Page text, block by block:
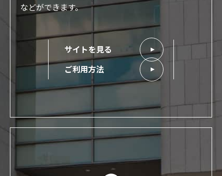
などができます。
サイトを見る
ご利用方法